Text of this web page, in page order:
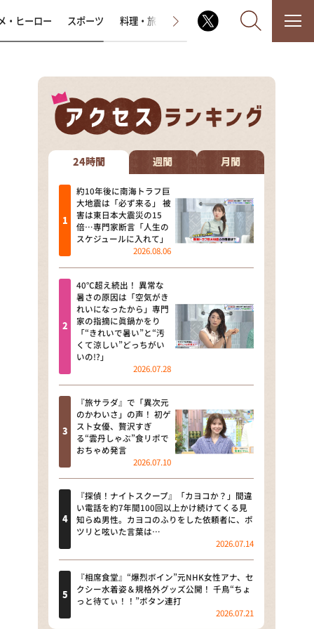
なるみ・岡村の過ぎるTV
相席食堂
これ余談なんですけど・・・
～人生密着トークバラエティ！
～ やすとものいたって真剣です
探偵！ナイトスクープ
news おかえり
河合＆A.B.C-Z塚田×福井アナ
「なんでやねん！？」（news お
かえり）
DAIGOも台所 ～きょうの献立 何
にする？～
本日はダイアンなり！シーズン２
朝だ！生です旅サラダ
教えて！ニュースライブ 正義の
ミカタ
ＬＩＦＥ～夢のカタチ～
新婚さんいらっしゃい！
ポツンと一軒家
ザキ山小屋本館
・ヒーロー スポーツ 料理・旅 ラジオ番組 その他
24時間 週間 月間
約10年後に南海トラフ巨
大地震は「必ず来る」 被
害は東日本大震災の15
倍…専門家断言「人生の
スケジュールに入れて」
2026.08.06
40℃超え続出！ 異常な
暑さの原因は「空気がき
れいになったから」専門
家の指摘に眞鍋かをり
「“きれいで暑い”と“汚
くて涼しい”どっちがい
いの!?」
2026.07.28
『旅サラダ』で「異次元
のかわいさ」の声！ 初ゲ
スト女優、贅沢すぎ
る“雲丹しゃぶ”食リポで
おちゃめ発言
2026.07.10
『探偵！ナイトスクープ』「カヨコか？」間違
い電話を約7年間100回以上かけ続けてくる見
知らぬ男性。カヨコのふりをした依頼者に、ポ
ツリと呟いた言葉は…
2026.07.14
『相席食堂』“爆烈ボイン”元NHK女性アナ、セ
クシー水着姿＆規格外グッズ公開！ 千鳥“ちょ
っと待てぃ！！”ボタン連打
2026.07.21